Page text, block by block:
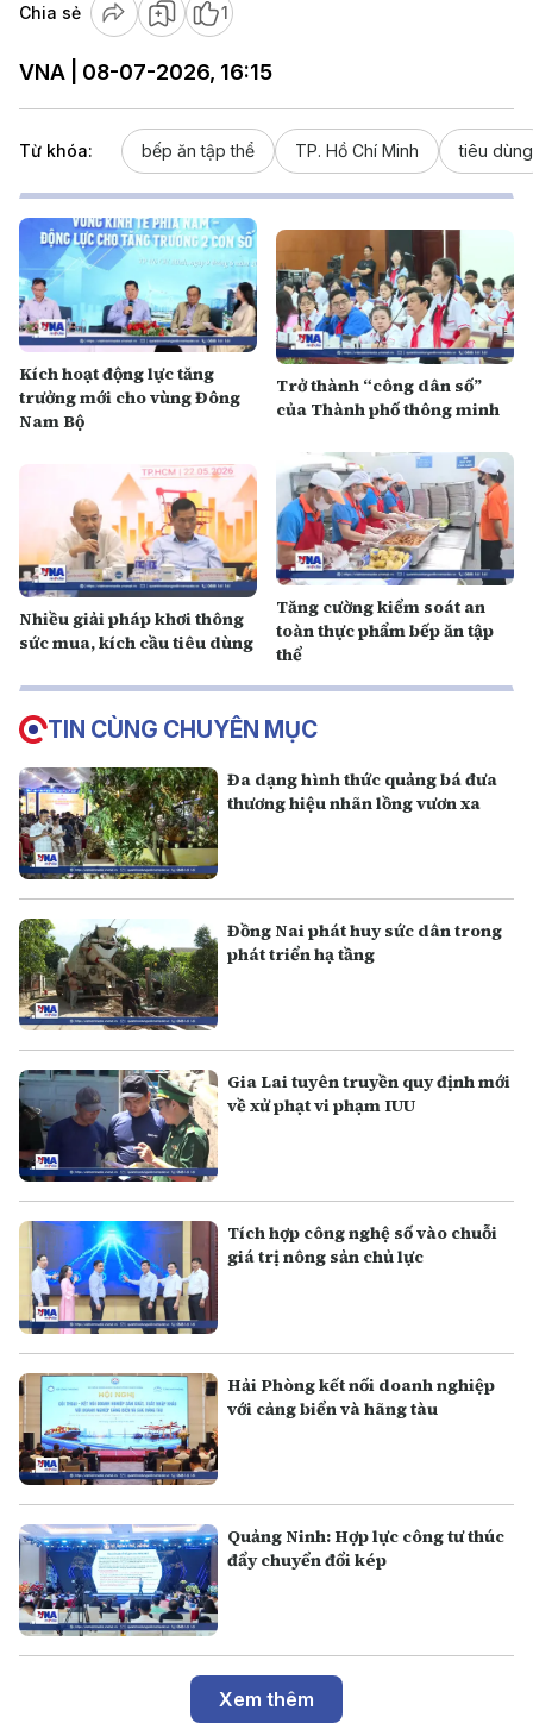
Chia sẻ 1
VNA | 08-07-2026, 16:15
Từ khóa: bếp ăn tập thể TP. Hồ Chí Minh tiêu dùng
Kích hoạt động lực tăng
trưởng mới cho vùng Đông
Nam Bộ
Trở thành “công dân số”
của Thành phố thông minh
Nhiều giải pháp khơi thông
sức mua, kích cầu tiêu dùng
Tăng cường kiểm soát an
toàn thực phẩm bếp ăn tập
thể
TIN CÙNG CHUYÊN MỤC
Đa dạng hình thức quảng bá đưa
thương hiệu nhãn lồng vươn xa
Đồng Nai phát huy sức dân trong
phát triển hạ tầng
Gia Lai tuyên truyền quy định mới
về xử phạt vi phạm IUU
Tích hợp công nghệ số vào chuỗi
giá trị nông sản chủ lực
Hải Phòng kết nối doanh nghiệp
với cảng biển và hãng tàu
Quảng Ninh: Hợp lực công tư thúc
đẩy chuyển đổi kép
Xem thêm